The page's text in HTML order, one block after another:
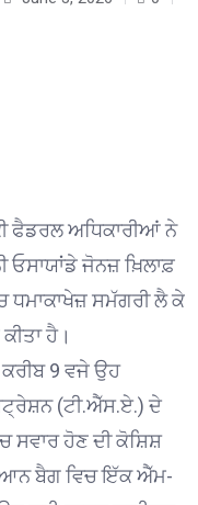
ਫੈਡਰਲ ਅਧਿਕਾਰੀਆਂ ਨੇ
ਓਸਾਯਾਂਡੇ ਜੋਨਜ਼ ਖ਼ਿਲਾਫ਼
ਸਮੱਗਰੀ ਲੈ ਕੇ
ਹੈ।
9 ਵਜੇ ਉਹ
(ਟੀ.ਐੱਸ.ਏ.) ਦੇ
ਹੋਣ ਦੀ ਕੋਸ਼ਿਸ਼
ਆਨ ਬੈਗ ਵਿਚ ਇੱਕ ਐੱਮ-